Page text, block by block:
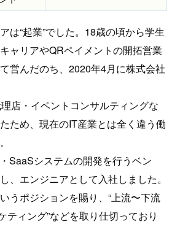
は“起業”でした。18歳の頃から学生
ャリアやQRペイメントの開拓営業
営んだのち、2020年4月に株式会社
店・イベントコンサルティングな
ため、現在のIT産業とは全く違う働
SaaSシステムの開発を行うベン
、エンジニアとして入社しました。
うポジションを賜り、“上流〜下流
ティング”などを取り仕切っており